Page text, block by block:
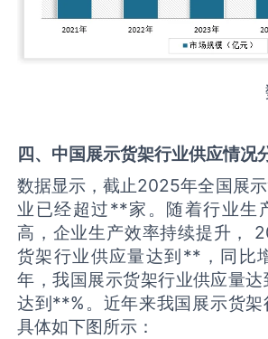
四、中国展示货架行业供应情况
数据显示，截止2025年全国展
业已经超过**家。随着行业生
高，企业生产效率持续提升，
货架行业供应量达到**，同比
年，我国展示货架行业供应量
达到**%。近年来我国展示货
具体如下图所示：